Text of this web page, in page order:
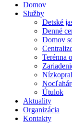
Domov
Služby
Detské
Denné
Domov
Terénna
Útulok
Aktuality
Organizácia
Kontakty